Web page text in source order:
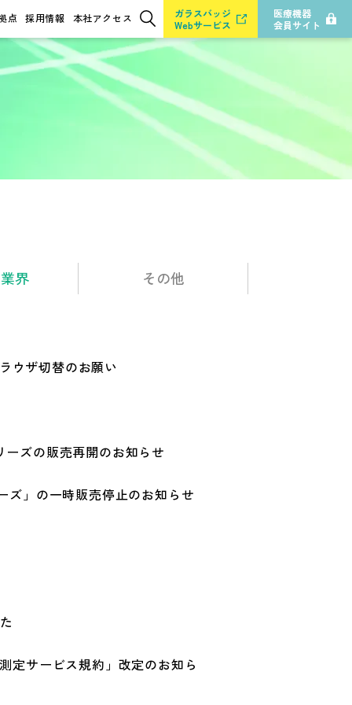
点 採用情報 本社アクセス
検索
ガラスバッジ
Webサービス
医療機器
会員サイト
業界 その他
ウザ切替のお願い
ズの販売再開のお知らせ
」の一時販売停止のお知らせ
定サービス規約」改定のお知ら